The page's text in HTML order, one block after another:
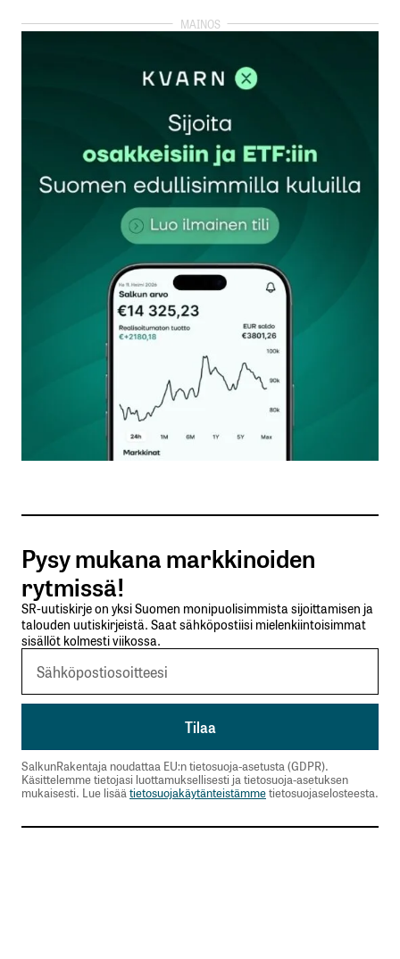
kirjautua
rekisteröityä
Sähköpostiosoitettasi ei julkaista.Pakolliset
kentät on merkitty*
Kommentti*
Nimesi tai nimimerkkisi
Sähköpostiosoitteesi
Tilaa SalkunRakentajan uutiskirje
Lähetä kommentti
Pysy mukana markkinoiden
rytmissä!
SR-uutiskirje on yksi Suomen monipuolisimmista sijoittamisen ja
talouden uutiskirjeistä. Saat sähköpostiisi mielenkiintoisimmat
sisällöt kolmesti viikossa.
SalkunRakentaja noudattaa EU:n tietosuoja-asetusta (GDPR).
Käsittelemme tietojasi luottamuksellisesti ja tietosuoja-asetuksen
mukaisesti. Lue lisäätietosuojakäytänteistämmetietosuojaselosteesta.